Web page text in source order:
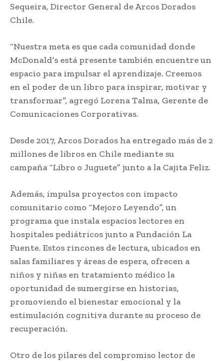
Sequeira, Director General de Arcos Dorados
Chile.
“Nuestra meta es que cada comunidad donde
McDonald’s está presente también encuentre un
espacio para impulsar el aprendizaje. Creemos
en el poder de un libro para inspirar, motivar y
transformar”, agregó Lorena Talma, Gerente de
Comunicaciones Corporativas.
Desde 2017, Arcos Dorados ha entregado más de 2
millones de libros en Chile mediante su
campaña “Libro o Juguete” junto a la Cajita Feliz.
Además, impulsa proyectos con impacto
comunitario como “Mejoro Leyendo”, un
programa que instala espacios lectores en
hospitales pediátricos junto a Fundación La
Fuente. Estos rincones de lectura, ubicados en
salas familiares y áreas de espera, ofrecen a
niños y niñas en tratamiento médico la
oportunidad de sumergirse en historias,
promoviendo el bienestar emocional y la
estimulación cognitiva durante su proceso de
recuperación.
Otro de los pilares del compromiso lector de